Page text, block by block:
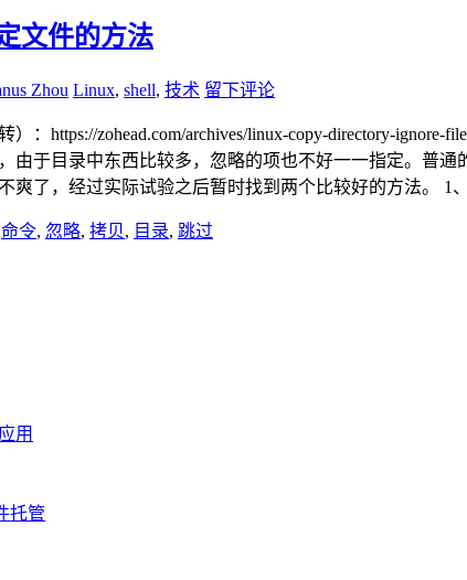
文件的方法
Zhou Linux, shell, 技术 留下评论
：https://zohead.com/archives/linux-copy-directory-
由于目录中东西比较多，忽略的项也不好一一指定。普
爽了，经过实际试验之后暂时找到两个比较好的方法。
命令, 忽略, 拷贝, 目录, 跳过
用
托管